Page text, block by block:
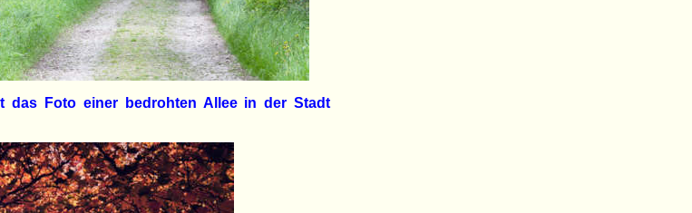
das Foto einer bedrohten Allee in der Stadt